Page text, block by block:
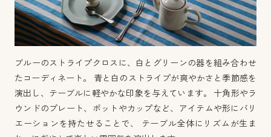
ブルーのストライプクロスに、白とグリーンの器を組み合わせ
たコーディネート。 青と白のストライプが爽やかさと季節感を
演出し、テーブルに軽やかな印象を与えています。 十角形やラ
ウンドのプレート、ポットやカップなど、アイテムや形にバリ
エーションを持たせることで、 テーブル全体にリズムが生ま